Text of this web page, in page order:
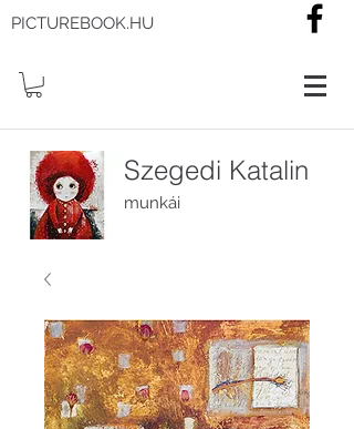
PICTUREBOOK.HU
Szegedi Katalin
munkái